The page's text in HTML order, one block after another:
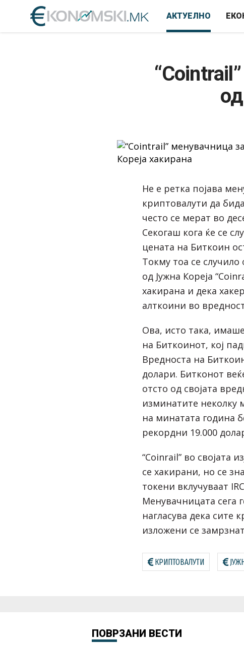
АКТУЕЛНО
Не е ретка појава
криптовалути да
често се мерат во
Секогаш кога ќе се
цената на Биткоин
Токму тоа се
од Јужна Кореја
хакирана и дека
алткоини во
Ова, исто така,
на Биткоинот, кој
Вредноста на
долари. Битконот
отсто од својата
изминатите неколку
на минатата година
рекордни 19.000
“Coinrail” во својата
се хакирани, но се
токени вклучуваат
Менувачницата сега
нагласува дека сите
изложени се
КРИПТОВАЛУТИ
ПОВРЗАНИ ВЕСТИ